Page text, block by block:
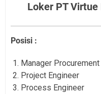
Loker PT
Posisi :
Manager Procurement
Project Engineer
Process Engineer